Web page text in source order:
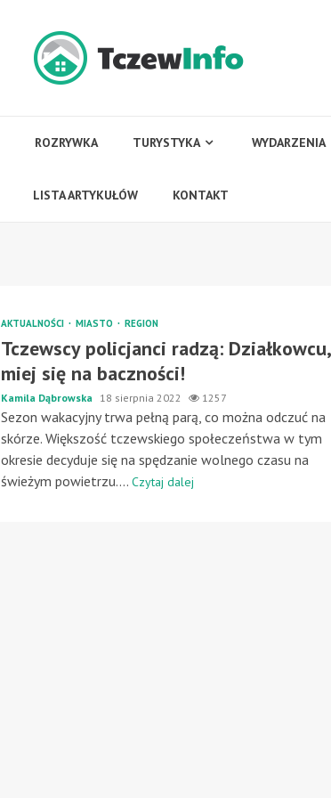
ROZRYWKA TURYSTYKA WYDARZENIA
LISTA ARTYKUŁÓW KONTAKT
AKTUALNOŚCI MIASTO REGION
Tczewscy policjanci radzą: Działkowcu,
miej się na baczności!
Kamila Dąbrowska 18 sierpnia 2022 1257
Sezon wakacyjny trwa pełną parą, co można odczuć na
skórze. Większość tczewskiego społeczeństwa w tym
okresie decyduje się na spędzanie wolnego czasu na
świeżym powietrzu.... Czytaj dalej